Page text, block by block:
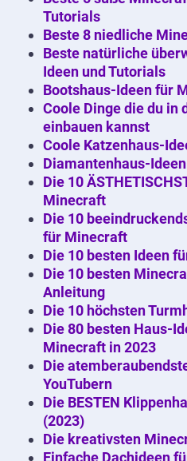
Tutorials
Beste 8 niedliche
Beste natürliche
Ideen und Tutorials
Bootshaus-Ideen für
Coole Dinge die du in
einbauen kannst
Coole Katzenhaus-
Diamantenhaus-
Die 10
Minecraft
Die 10
für Minecraft
Die 10 besten Ideen
Die 10 besten
Anleitung
Die 10 höchsten
Die 80 besten Haus-
Minecraft in 2023
Die
YouTubern
Die BESTEN
(2023)
Die kreativsten
Einfache Dachideen